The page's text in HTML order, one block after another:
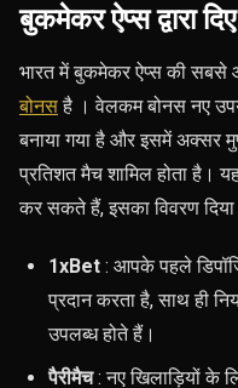
बुकमेकर ऐप्स द्वारा
भारत में बुकमेकर ऐप्स की
बोनसहै । वेलकम बोनस नए
बनाया गया है और इसमें अक्सर
प्रतिशत मैच शामिल होता है।
कर सकते हैं, इसका विवरण दिया
1xBet : आपके पहले
प्रदान करता है, साथ ही
उपलब्ध होते हैं।
पैरीमैच: नए खिलाड़ियों के